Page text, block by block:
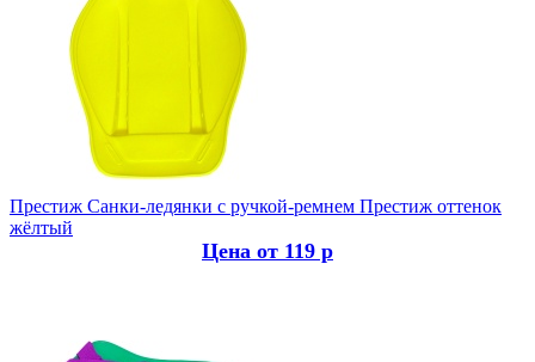
Престиж Санки-ледянки с ручкой-ремнем Престиж оттенок
жёлтый
Цена от 119 р